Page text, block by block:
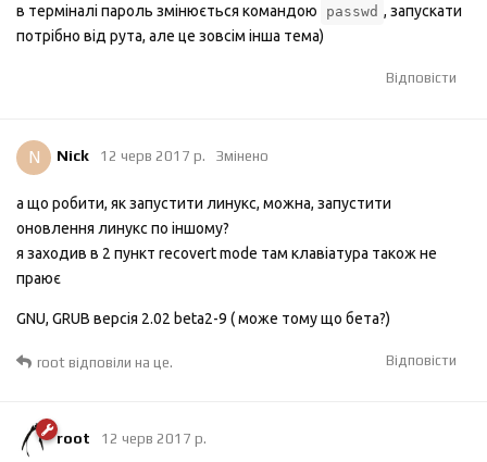
в терміналі пароль змінюється командою passwd , запускати
потрібно від рута, але це зовсім інша тема)
Відповісти
N Nick 12 черв 2017 р. Змінено
а що робити, як запустити линукс, можна, запустити
оновлення линукс по іншому?
я заходив в 2 пункт recovert mode там клавіатура також не
праює
GNU, GRUB версія 2.02 beta2-9 ( може тому що бета?)
Відповісти
root відповіли на це.
root 12 черв 2017 р.